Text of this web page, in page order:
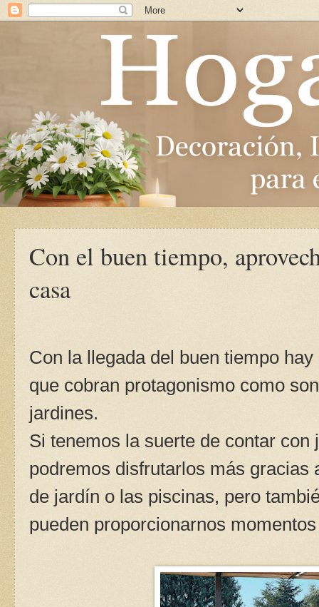
Con el buen tiempo,
casa
Con la llegada del buen tiempo
que cobran protagonismo como
jardines.
Si tenemos la suerte de contar con
podremos disfrutarlos más gracias
de jardín o las piscinas, pero
pueden proporcionarnos